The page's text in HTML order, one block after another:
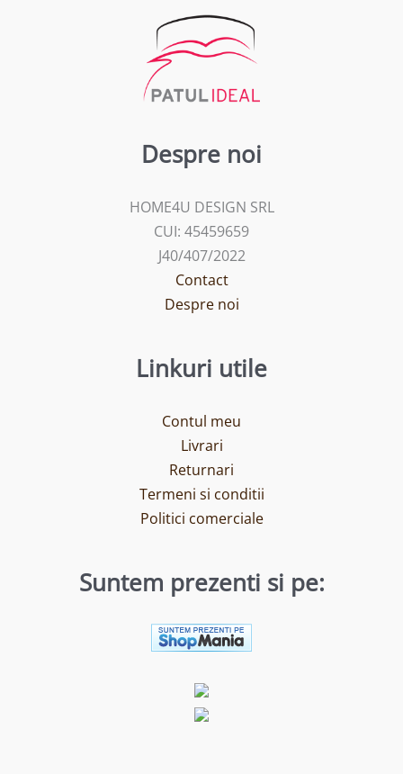
Despre noi
HOME4U DESIGN SRL
CUI: 45459659
J40/407/2022
Contact
Despre noi
Linkuri utile
Contul meu
Livrari
Returnari
Termeni si conditii
Politici comerciale
Suntem prezenti si pe: